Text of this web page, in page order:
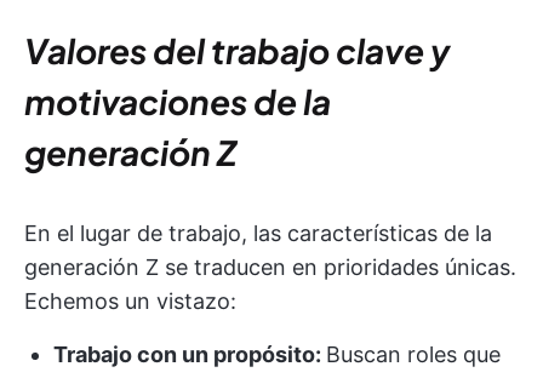
Valores del trabajo clave y
motivaciones de la
generación Z
En el lugar de trabajo, las características de la
generación Z se traducen en prioridades únicas.
Echemos un vistazo:
Trabajo con un propósito: Buscan roles que